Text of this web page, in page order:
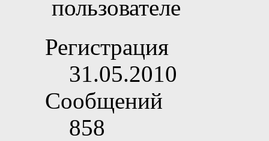
Регистрация
31.05.2010
Сообщений
858